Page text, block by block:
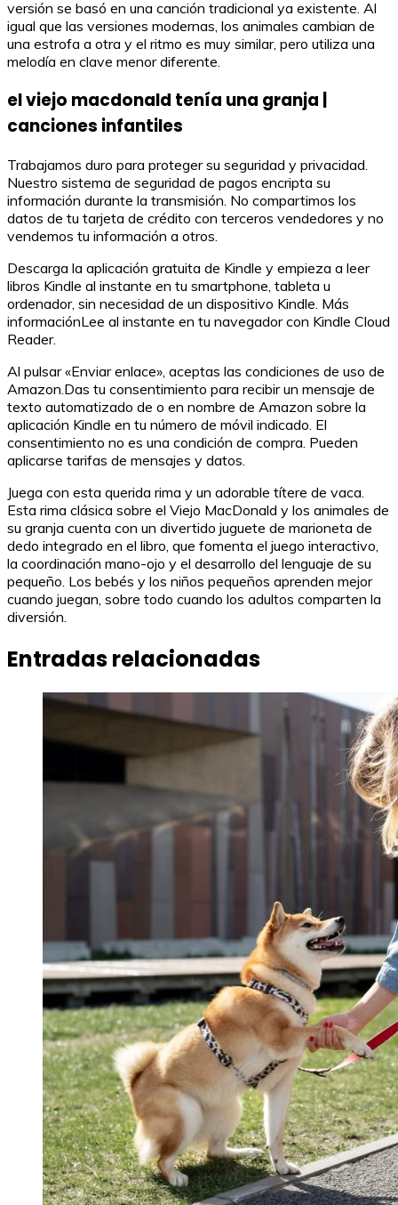
versión se basó en una canción tradicional ya existente. Al
igual que las versiones modernas, los animales cambian de
una estrofa a otra y el ritmo es muy similar, pero utiliza una
melodía en clave menor diferente.
el viejo macdonald tenía una granja |
canciones infantiles
Trabajamos duro para proteger su seguridad y privacidad.
Nuestro sistema de seguridad de pagos encripta su
información durante la transmisión. No compartimos los
datos de tu tarjeta de crédito con terceros vendedores y no
vendemos tu información a otros.
Descarga la aplicación gratuita de Kindle y empieza a leer
libros Kindle al instante en tu smartphone, tableta u
ordenador, sin necesidad de un dispositivo Kindle. Más
informaciónLee al instante en tu navegador con Kindle Cloud
Reader.
Al pulsar «Enviar enlace», aceptas las condiciones de uso de
Amazon.Das tu consentimiento para recibir un mensaje de
texto automatizado de o en nombre de Amazon sobre la
aplicación Kindle en tu número de móvil indicado. El
consentimiento no es una condición de compra. Pueden
aplicarse tarifas de mensajes y datos.
Juega con esta querida rima y un adorable títere de vaca.
Esta rima clásica sobre el Viejo MacDonald y los animales de
su granja cuenta con un divertido juguete de marioneta de
dedo integrado en el libro, que fomenta el juego interactivo,
la coordinación mano-ojo y el desarrollo del lenguaje de su
pequeño. Los bebés y los niños pequeños aprenden mejor
cuando juegan, sobre todo cuando los adultos comparten la
diversión.
Entradas relacionadas